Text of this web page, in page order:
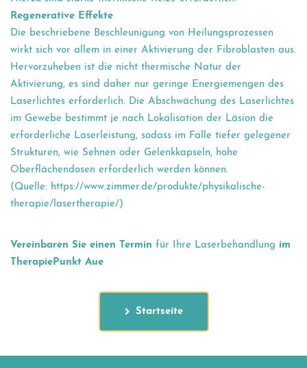
Regenerative Effekte
Die beschriebene Beschleunigung von Heilungsprozessen
wirkt sich vor allem in einer Aktivierung der Fibroblasten aus.
Hervorzuheben ist die nicht thermische Natur der
Aktivierung, es sind daher nur geringe Energiemengen des
Laserlichtes erforderlich. Die Abschwächung des Laserlichtes
im Gewebe bestimmt je nach Lokalisation der Läsion die
erforderliche Laserleistung, sodass im Falle tiefer gelegener
Strukturen, wie Sehnen oder Gelenkkapseln, hohe
Oberflächendosen erforderlich werden können.
(Quelle: https://www.zimmer.de/produkte/physikalische-
therapie/lasertherapie/)
Vereinbaren Sie einen Termin für Ihre Laserbehandlung im
TherapiePunkt Aue
Startseite